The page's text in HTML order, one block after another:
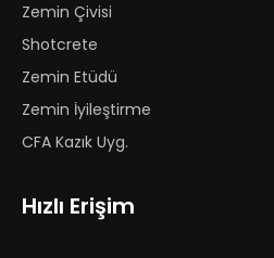
Zemin Çivisi
Shotcrete
Zemin Etüdü
Zemin İyileştirme
CFA Kazık Uyg.
Hızlı Erişim